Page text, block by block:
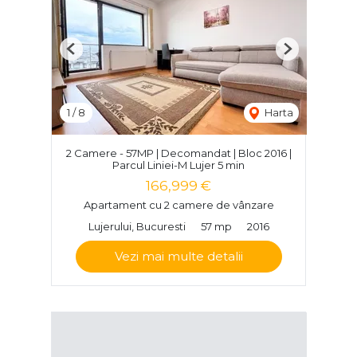
1 /8 Harta
Previous Next
2 Camere - 57MP | Decomandat | Bloc 2016 |
Parcul Liniei-M Lujer 5 min
166,999 €
Apartament cu 2 camere de vânzare
Lujerului, Bucuresti
57 mp 2016
Vezi mai multe detalii